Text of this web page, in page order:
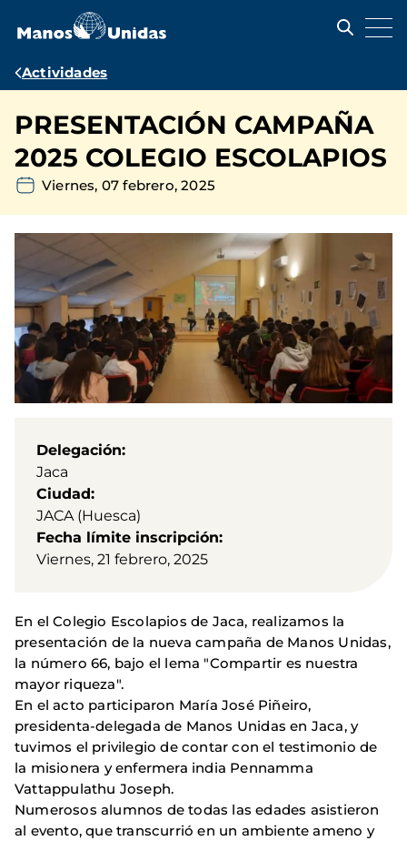
contenido
Ruta
navegación
Actividades
PRESENTACIÓN CAMPAÑA
2025 COLEGIO ESCOLAPIOS
Viernes, 07 febrero, 2025
Delegación
Jaca
Ciudad
JACA (Huesca)
Fecha límite inscripción
Viernes, 21 febrero, 2025
En el Colegio Escolapios de Jaca, realizamos la
presentación de la nueva campaña de Manos Unidas,
la número 66, bajo el lema "Compartir es nuestra
mayor riqueza".
En el acto participaron María José Piñeiro,
presidenta-delegada de Manos Unidas en Jaca, y
tuvimos el privilegio de contar con el testimonio de
la misionera y enfermera india Pennamma
Vattappulathu Joseph.
Numerosos alumnos de todas las edades asistieron
al evento, que transcurrió en un ambiente ameno y